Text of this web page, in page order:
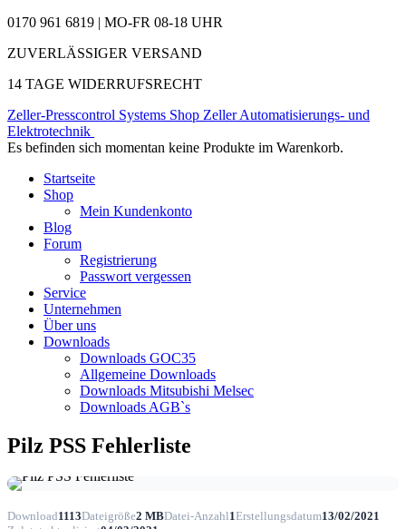
0170 961 6819 | MO-FR 08-18 UHR
ZUVERLÄSSIGER VERSAND
14 TAGE WIDERRUFSRECHT
Zeller-Presscontrol Systems Shop Zeller Automatisierungs- und
Elektrotechnik
Es befinden sich momentan keine Produkte im Warenkorb.
Startseite
Shop
Mein Kundenkonto
Blog
Forum
Registrierung
Passwort vergessen
Service
Unternehmen
Über uns
Downloads
Downloads GOC35
Allgemeine Downloads
Downloads Mitsubishi Melsec
Downloads AGB`s
Pilz PSS Fehlerliste
Download1113Dateigröße2 MBDatei-Anzahl1Erstellungsdatum13/02/2021